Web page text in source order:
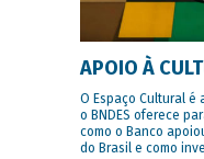
APOIO À
O Espaço Cultural é
o BNDES oferece
como o Banco
do Brasil e como